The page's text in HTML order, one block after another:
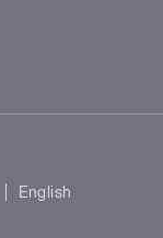
English